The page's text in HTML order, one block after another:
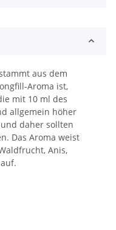
aus dem
Aroma ist,
mit 10 ml des
allgemein höher
daher sollten
Das Aroma weist
Anis,